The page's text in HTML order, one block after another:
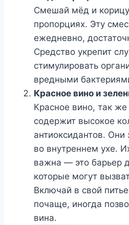
Смешай мёд и
пропорциях. Эту
ежедневно,
Средство укрепит
стимулировать
вредными
Красное вино и
Красное вино, так
содержит высокое
антиоксидантов.
во внутреннем ухе.
важна — это барьер
которые могут
Включай в свой
почаще, иногда
вина.